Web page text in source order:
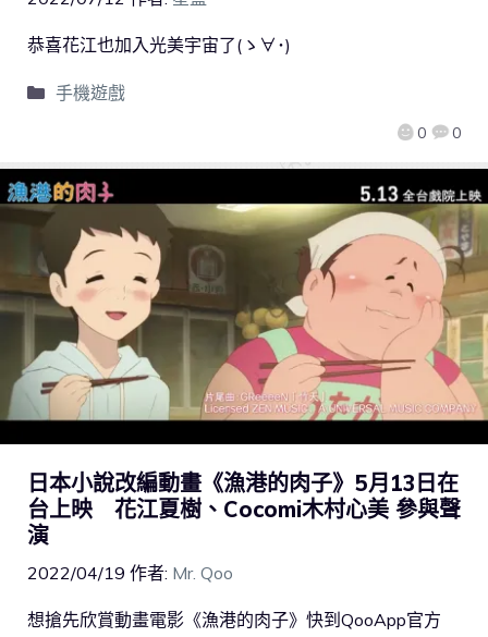
0 0
恭喜花江也加入光美宇宙了(ゝ∀･)
手機遊戲
日本小說改編動畫《漁港的肉子》5月13日在
台上映 花江夏樹、Cocomi木村心美 參與聲
演
2022/04/19 作者: Mr. Qoo
想搶先欣賞動畫電影《漁港的肉子》快到QooApp官方